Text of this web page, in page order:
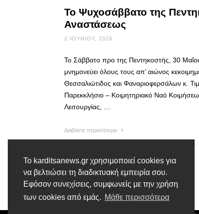
Το karditsanews.gr χρησιμοποιεί cookies για
να βελτιώσει τη διαδικτυακή εμπειρία σου.
Εφόσον συνεχίσεις, συμφωνείς με την χρήση
των cookies από εμάς. Μάθε περισσότερα
Το Ψυχοσάββατο της
Αναστάσεως
2 ΙΟΥΝΊΟΥ, 2026
Το Σάββατο προ της Πεντηκοστής, 30
μνημονεύει όλους τους απ’ αιώνος
Θεσσαλιώτιδος και Φαναριοφερσάλων κ.
Παρεκκλήσιο – Κοιμητηριακό Ναό
Λειτουργίας, …
Διαβάστε περισσότερα